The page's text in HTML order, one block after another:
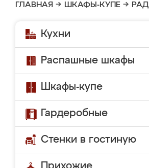
ГЛАВНАЯ → ШКАФЫ-КУПЕ →
Кухни
Распашные шкафы
Шкафы-купе
Гардеробные
Стенки в гостиную
Прихожие